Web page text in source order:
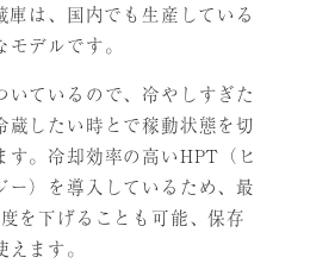
庫は、国内でも生産している
デルです。
いているので、冷やしすぎた
蔵したい時とで稼動状態を切
す。冷却効率の高いHPT（ヒ
ー）を導入しているため、最
を下げることも可能、保存
ます。